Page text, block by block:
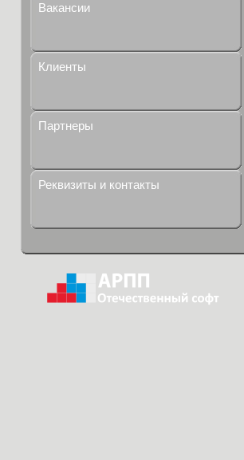
Вакансии
Клиенты
Партнеры
Реквизиты и контакты